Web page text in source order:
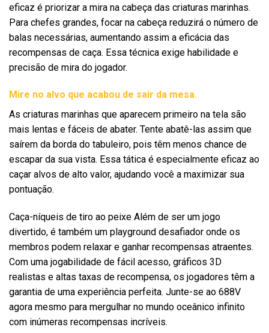
eficaz é priorizar a mira na cabeça das criaturas marinhas.
Para chefes grandes, focar na cabeça reduzirá o número de
balas necessárias, aumentando assim a eficácia das
recompensas de caça. Essa técnica exige habilidade e
precisão de mira do jogador.
Mire no alvo que acabou de sair da mesa.
As criaturas marinhas que aparecem primeiro na tela são
mais lentas e fáceis de abater. Tente abatê-las assim que
saírem da borda do tabuleiro, pois têm menos chance de
escapar da sua vista. Essa tática é especialmente eficaz ao
caçar alvos de alto valor, ajudando você a maximizar sua
pontuação.
Caça-níqueis de tiro ao peixe Além de ser um jogo
divertido, é também um playground desafiador onde os
membros podem relaxar e ganhar recompensas atraentes.
Com uma jogabilidade de fácil acesso, gráficos 3D
realistas e altas taxas de recompensa, os jogadores têm a
garantia de uma experiência perfeita. Junte-se ao 688V
agora mesmo para mergulhar no mundo oceânico infinito
com inúmeras recompensas incríveis.